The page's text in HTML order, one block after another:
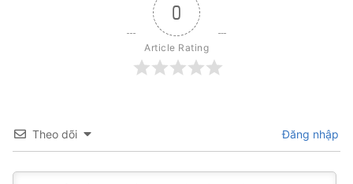
0
Article Rating
Theo dõi Đăng nhập